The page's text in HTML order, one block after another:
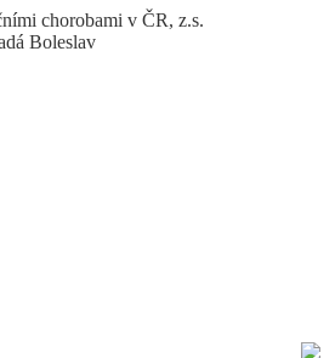
chorobami v ČR, z.s.
Boleslav